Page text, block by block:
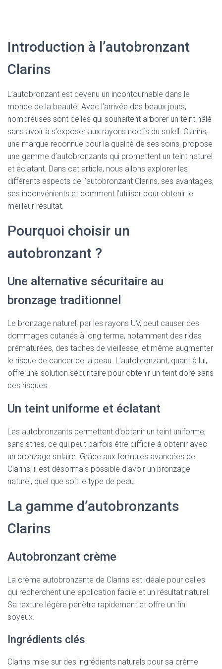
Introduction à l’autobronzant
Clarins
L’autobronzant est devenu un incontournable dans le
monde de la beauté. Avec l’arrivée des beaux jours,
nombreuses sont celles qui souhaitent arborer un teint hâlé
sans avoir à s’exposer aux rayons nocifs du soleil. Clarins,
une marque reconnue pour la qualité de ses soins, propose
une gamme d’autobronzants qui promettent un teint naturel
et éclatant. Dans cet article, nous allons explorer les
différents aspects de l’autobronzant Clarins, ses avantages,
ses inconvénients et comment l’utiliser pour obtenir le
meilleur résultat.
Pourquoi choisir un
autobronzant ?
Une alternative sécuritaire au
bronzage traditionnel
Le bronzage naturel, par les rayons UV, peut causer des
dommages cutanés à long terme, notamment des rides
prématurées, des taches de vieillesse, et même augmenter
le risque de cancer de la peau. L’autobronzant, quant à lui,
offre une solution sécuritaire pour obtenir un teint doré sans
ces risques.
Un teint uniforme et éclatant
Les autobronzants permettent d’obtenir un teint uniforme,
sans stries, ce qui peut parfois être difficile à obtenir avec
un bronzage solaire. Grâce aux formules avancées de
Clarins, il est désormais possible d’avoir un bronzage
naturel, quel que soit le type de peau.
La gamme d’autobronzants
Clarins
Autobronzant crème
La crème autobronzante de Clarins est idéale pour celles
qui recherchent une application facile et un résultat naturel.
Sa texture légère pénètre rapidement et offre un fini
soyeux.
Ingrédients clés
Clarins mise sur des ingrédients naturels pour sa crème